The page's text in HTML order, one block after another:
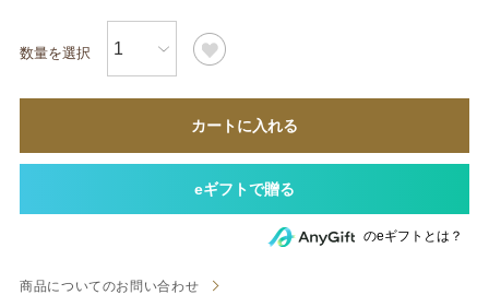
カートに入れる
のeギフトとは？
商品についてのお問い合わせ